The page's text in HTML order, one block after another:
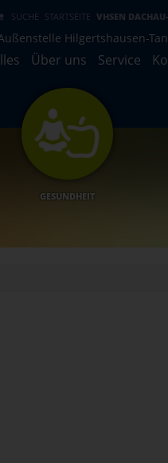
SUCHE STARTSEITE VHSEN
Hilgertshausen-
Über uns Service
GESUNDHEIT